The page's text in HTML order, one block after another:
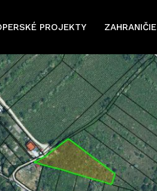
PROJEKTY ZAHRANIČIE